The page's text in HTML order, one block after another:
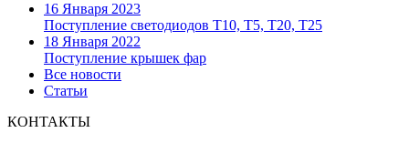
16 Января 2023
Поступление светодиодов T10, T5, T20, T25
18 Января 2022
Поступление крышек фар
Все новости
Статьи
КОНТАКТЫ